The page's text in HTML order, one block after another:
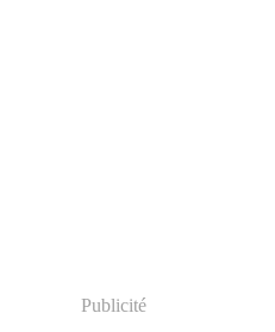
Publicité